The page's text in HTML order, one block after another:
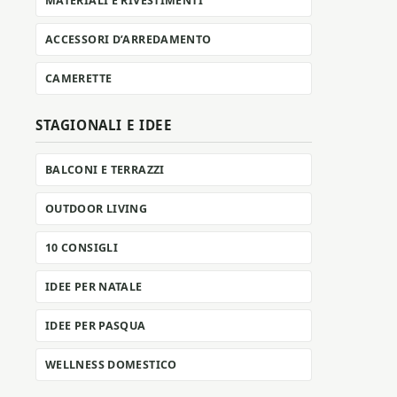
ACCESSORI D’ARREDAMENTO
CAMERETTE
STAGIONALI E IDEE
BALCONI E TERRAZZI
OUTDOOR LIVING
10 CONSIGLI
IDEE PER NATALE
IDEE PER PASQUA
WELLNESS DOMESTICO